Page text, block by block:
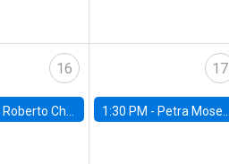
16
Roberto Chang, Rutgers University
17
1:30 PM - Petra Moser, NYU Stern